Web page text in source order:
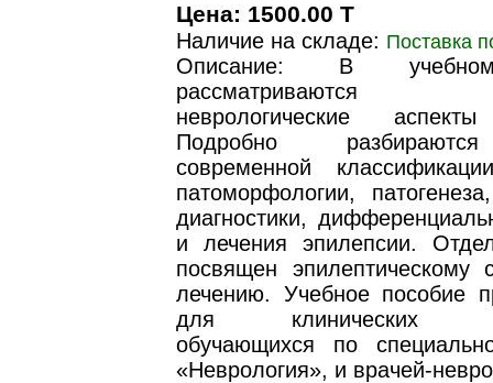
Цена: 1500.00 T
Наличие на складе: Поставка
Описание: В
рассматриваются
неврологические
Подробно
современной
патоморфологии,
диагностики,
и лечения эпилепсии.
посвящен эпилептическому
лечению. Учебное пособие
для клинических
обучающихся по
«Неврология», и врачей-